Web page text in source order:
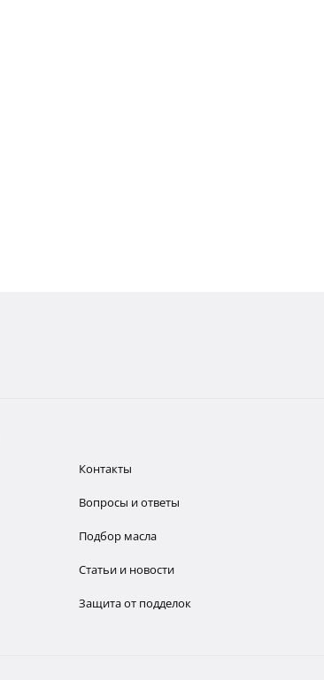
Контакты
Вопросы и ответы
Подбор масла
Статьи и новости
Защита от подделок